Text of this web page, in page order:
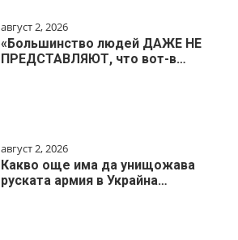
август 2, 2026
«Большинство людей ДАЖЕ НЕ
ПРЕДСТАВЛЯЮТ, что вот-в…
август 2, 2026
Какво още има да унищожава
руската армия в Украйна…